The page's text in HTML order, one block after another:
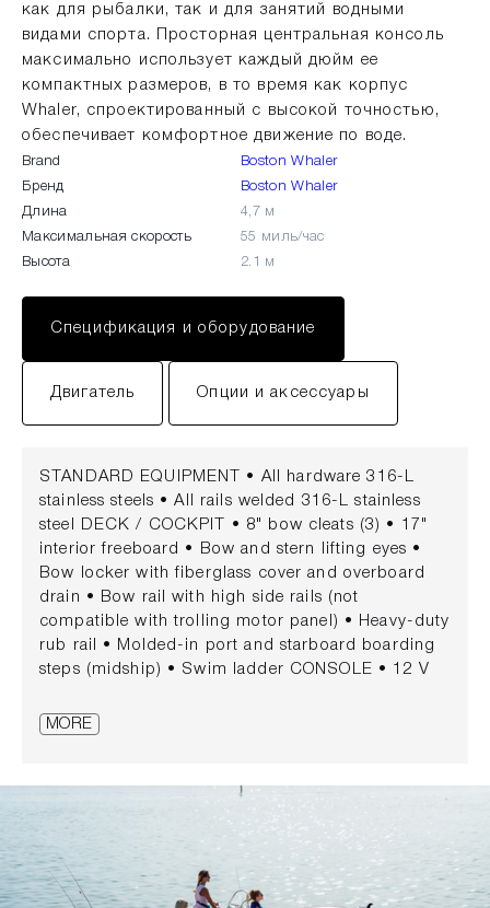
как для рыбалки, так и для занятий водными
видами спорта. Просторная центральная консоль
максимально использует каждый дюйм ее
компактных размеров, в то время как корпус
Whaler, спроектированный с высокой точностью,
обеспечивает комфортное движение по воде.
Brand Boston Whaler
Бренд Boston Whaler
Длина 4,7 м
Максимальная скорость 55 миль/час
Высота 2.1 м
Спецификация и оборудование
Двигатель Опции и аксессуары
STANDARD EQUIPMENT • All hardware 316-L
stainless steels • All rails welded 316-L stainless
steel DECK / COCKPIT • 8" bow cleats (3) • 17"
interior freeboard • Bow and stern lifting eyes •
Bow locker with fiberglass cover and overboard
drain • Bow rail with high side rails (not
compatible with trolling motor panel) • Heavy-duty
rub rail • Molded-in port and starboard boarding
steps (midship) • Swim ladder CONSOLE • 12 V
steel latch • Acrylic windshield • Electrical switch
Partitioned storage at top of helm • Stainless steel
grab rail • Stainless steel steering wheel •
Lockable console storage SEATING • Reversible
pilot seat with locking backrest MECHANICAL • 60
ELPT EFI Command Thrust FourStroke® Mercury®
MORE